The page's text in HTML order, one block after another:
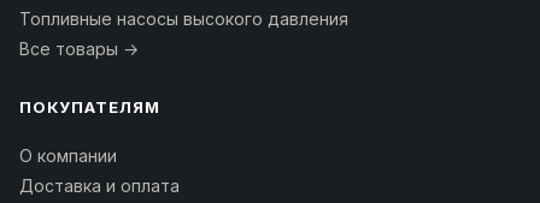
Топливные насосы высокого давления
Все товары →
ПОКУПАТЕЛЯМ
О компании
Доставка и оплата